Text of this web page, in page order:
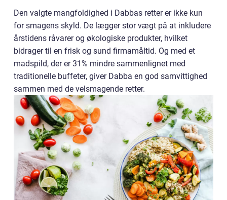
Den valgte mangfoldighed i Dabbas retter er ikke kun
for smagens skyld. De lægger stor vægt på at inkludere
årstidens råvarer og økologiske produkter, hvilket
bidrager til en frisk og sund firmamåltid. Og med et
madspild, der er 31% mindre sammenlignet med
traditionelle buffeter, giver Dabba en god samvittighed
sammen med de velsmagende retter.